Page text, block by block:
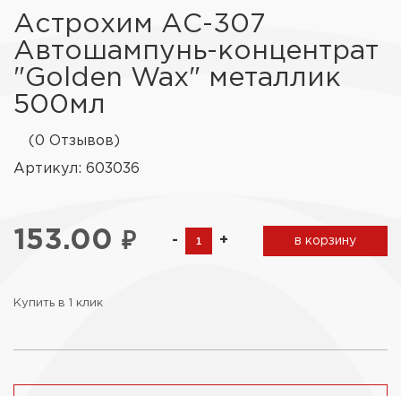
Астрохим АС-307
Автошампунь-концентрат
"Golden Wax" металлик
500мл
(0 Отзывов)
Артикул: 603036
153.00 ₽ - + в корзину
Купить в 1 клик